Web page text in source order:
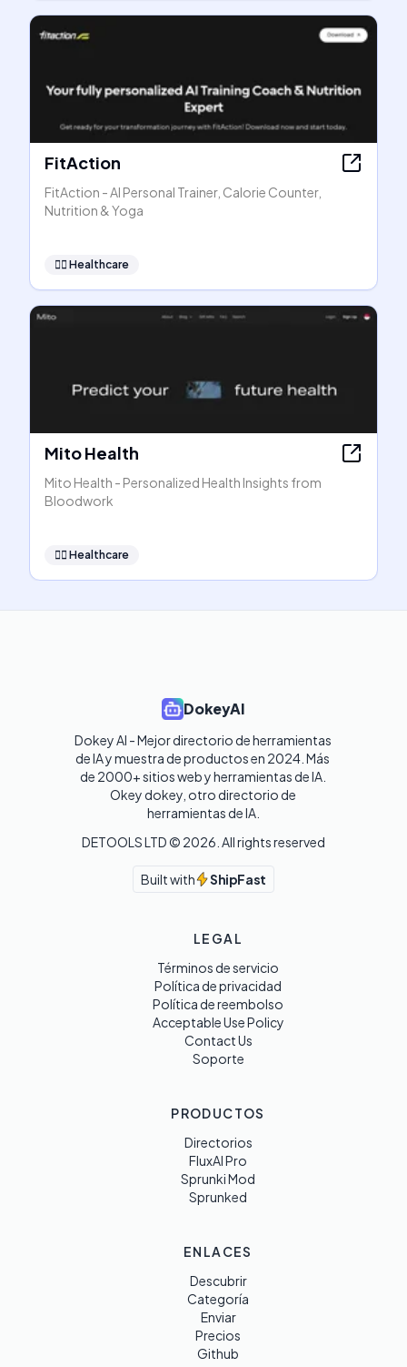
FitAction
FitAction - AI Personal Trainer, Calorie Counter,
Nutrition & Yoga
👩‍⚕️ Healthcare
Mito Health
Mito Health - Personalized Health Insights from
Bloodwork
👩‍⚕️ Healthcare
DokeyAI
Dokey AI - Mejor directorio de herramientas
de IA y muestra de productos en 2024. Más
de 2000+ sitios web y herramientas de IA.
Okey dokey, otro directorio de
herramientas de IA.
DETOOLS LTD © 2026 . All rights reserved
Built with ShipFast
LEGAL
Términos de servicio
Política de privacidad
Política de reembolso
Acceptable Use Policy
Contact Us
Soporte
PRODUCTOS
Directorios
FluxAI Pro
Sprunki Mod
Sprunked
ENLACES
Descubrir
Categoría
Enviar
Precios
Github